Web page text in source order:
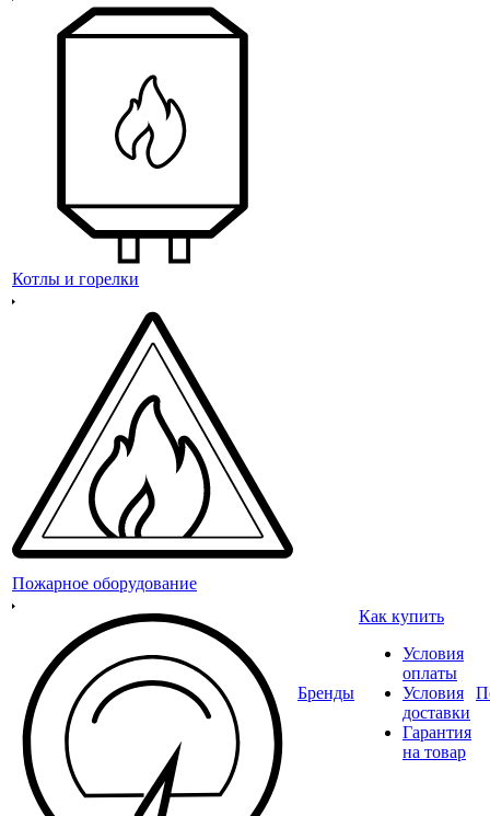
Котлы и горелки
Пожарное оборудование
Бренды
Как купить
Условия
оплаты
Условия
доставки
Гарантия
на товар